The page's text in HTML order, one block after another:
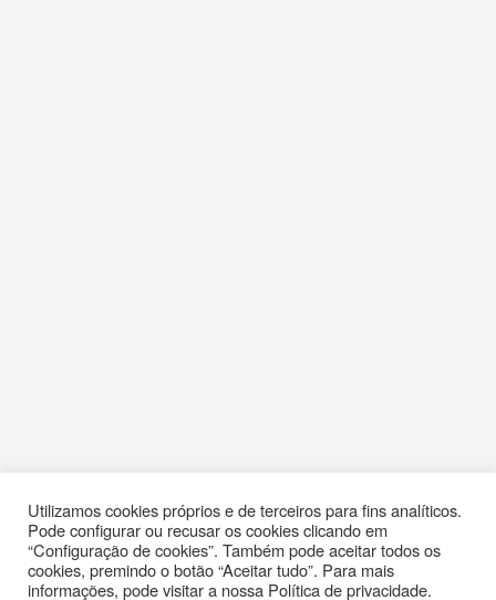
Utilizamos cookies próprios e de terceiros para fins analíticos.
Pode configurar ou recusar os cookies clicando em
“Configuração de cookies”. Também pode aceitar todos os
cookies, premindo o botão “Aceitar tudo”. Para mais
informações, pode visitar a nossa Política de privacidade.